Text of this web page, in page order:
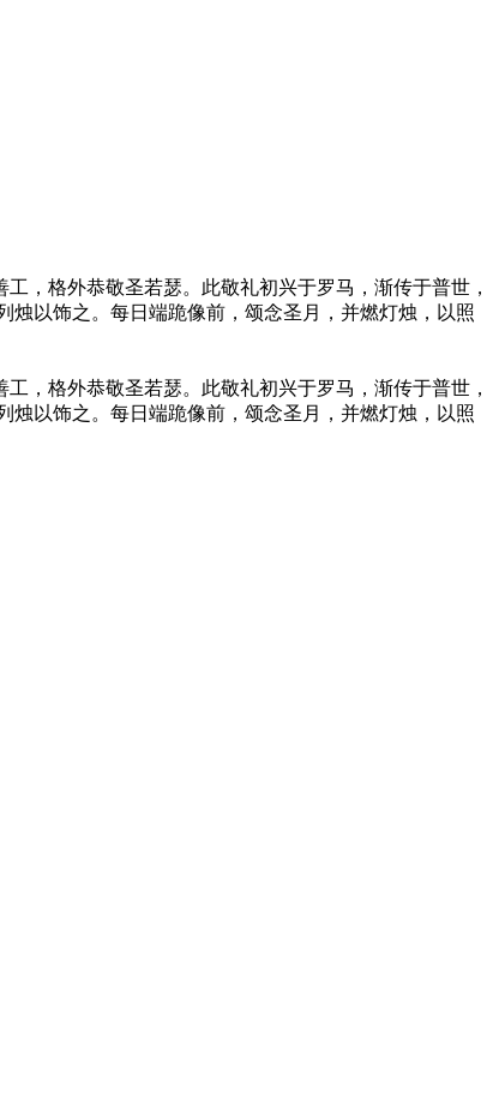
，格外恭敬圣若瑟。此敬礼初兴于罗马，渐传于普世，
烛以饰之。每日端跪像前，颂念圣月，并燃灯烛，以照
，格外恭敬圣若瑟。此敬礼初兴于罗马，渐传于普世，
烛以饰之。每日端跪像前，颂念圣月，并燃灯烛，以照